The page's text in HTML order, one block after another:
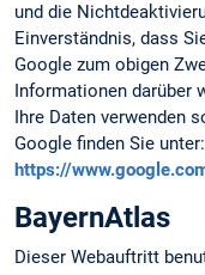
und die
Einverständnis, dass
Google zum obigen
Informationen darüber
Ihre Daten verwenden
Google finden Sie unter:
https://
BayernAtlas
Dieser Webauftritt